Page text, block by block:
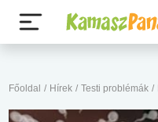
Főoldal / Hírek / Testi problémák /